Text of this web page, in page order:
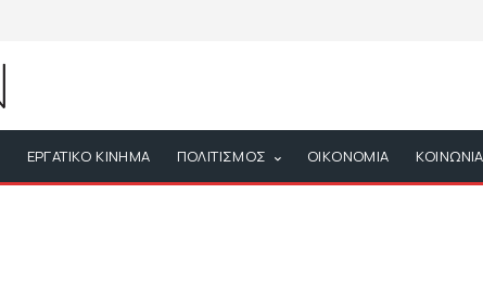
ΕΡΓΑΤΙΚΟ ΚΙΝΗΜΑ ΠΟΛΙΤΙΣΜΟΣ ΟΙΚΟΝΟΜΙΑ ΚΟΙΝΩΝΙΑ